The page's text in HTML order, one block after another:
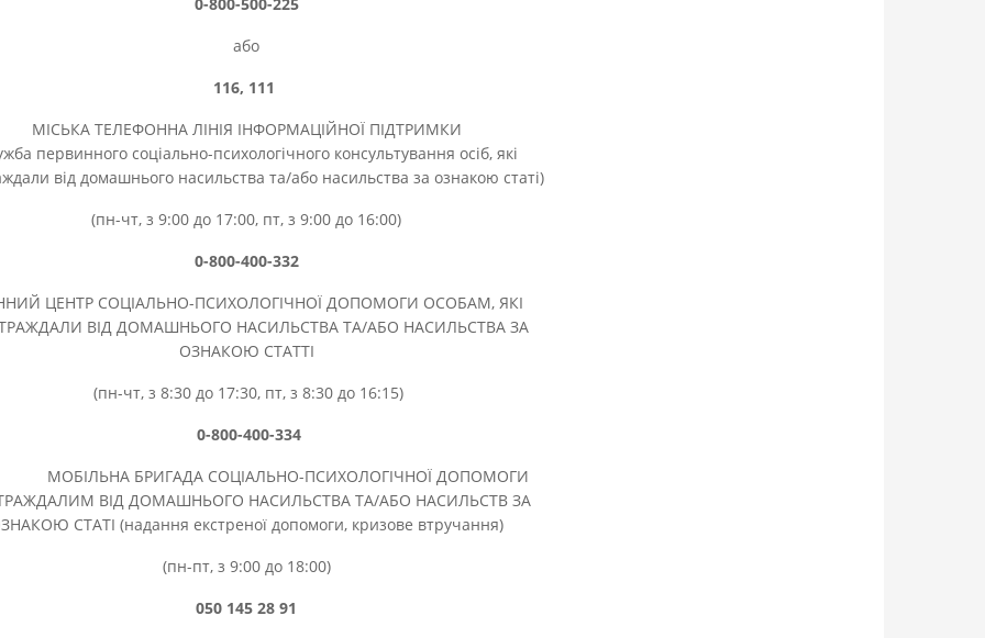
0-800-500-225
або
116, 111
МІСЬКА ТЕЛЕФОННА ЛІНІЯ ІНФОРМАЦІЙНОЇ ПІДТРИМКИ
первинного соціально-психологічного консультування осіб, які
від домашнього насильства та/або насильства за ознакою статі)
(пн-чт, з 9:00 до 17:00, пт, з 9:00 до 16:00)
0-800-400-332
ЦЕНТР СОЦІАЛЬНО-ПСИХОЛОГІЧНОЇ ДОПОМОГИ ОСОБАМ, ЯКІ
ВІД ДОМАШНЬОГО НАСИЛЬСТВА ТА/АБО НАСИЛЬСТВА ЗА
ОЗНАКОЮ СТАТТІ
(пн-чт, з 8:30 до 17:30, пт, з 8:30 до 16:15)
0-800-400-334
БРИГАДА СОЦІАЛЬНО-ПСИХОЛОГІЧНОЇ ДОПОМОГИ
ВІД ДОМАШНЬОГО НАСИЛЬСТВА ТА/АБО НАСИЛЬСТВ ЗА
СТАТІ (надання екстреної допомоги, кризове втручання)
(пн-пт, з 9:00 до 18:00)
050 145 28 91